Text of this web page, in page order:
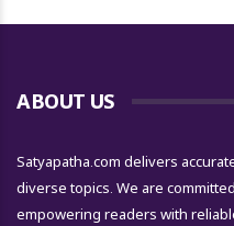
ABOUT US
Satyapatha.com delivers
diverse topics. We are
empowering readers with